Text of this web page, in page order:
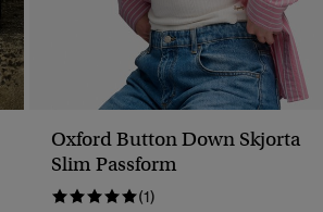
Oxford Button Down Skjorta
Slim Passform
(1)